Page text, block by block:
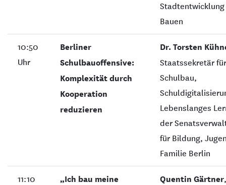
Bauen
10:50
Uhr
Berliner
Schulbauoffensive:
Komplexität durch
Kooperation
reduzieren
Dr. Torsten
Staatssekretär für
Schulbau,
Lebenslanges
der
für Bildung,
Familie Berlin
11:10
„Ich bau meine
Quentin Gärtner,